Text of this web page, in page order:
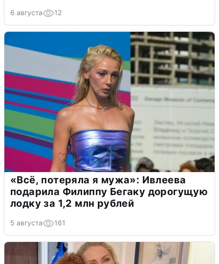
6 августа 12
«Всё, потеряла я мужа»: Ивлеева
подарила Филиппу Бегаку дорогущую
лодку за 1,2 млн рублей
5 августа 161